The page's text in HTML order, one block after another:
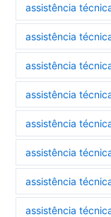
assistência
assistência
assistência
assistência
assistência
assistência
assistência
assistência